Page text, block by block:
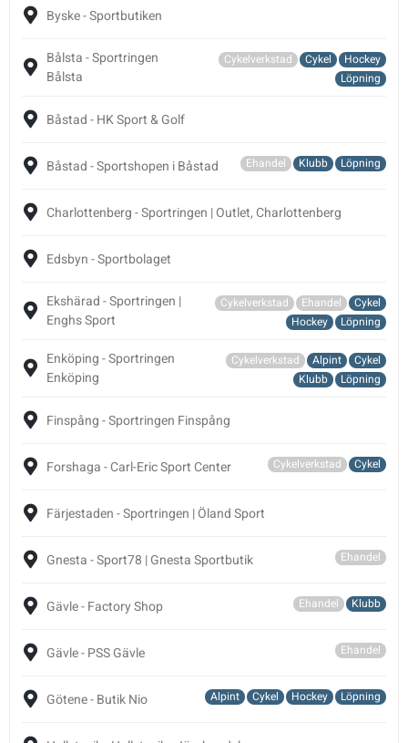
Byske - Sportbutiken
Bålsta - Sportringen
Bålsta
Cykelverkstad Cykel
Hockey
Löpning
Båstad - HK Sport & Golf
Båstad - Sportshopen i Båstad Ehandel Klubb Löpning
Charlottenberg - Sportringen | Outlet, Charlottenberg
Edsbyn - Sportbolaget
Ekshärad - Sportringen |
Enghs Sport
Cykelverkstad Ehandel
Cykel
Hockey
Löpning
Enköping - Sportringen
Enköping
Cykelverkstad Alpint
Cykel
Klubb
Löpning
Finspång - Sportringen Finspång
Forshaga - Carl-Eric Sport Center Cykelverkstad Cykel
Färjestaden - Sportringen | Öland Sport
Gnesta - Sport78 | Gnesta Sportbutik Ehandel
Gävle - Factory Shop Ehandel Klubb
Gävle - PSS Gävle Ehandel
Götene - Butik Nio Alpint Cykel Hockey Löpning